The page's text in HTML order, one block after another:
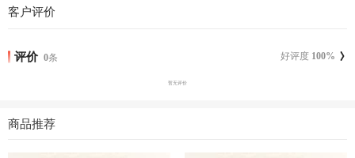
客户评价
评价 好评度 100%
0条
暂无评价
商品推荐